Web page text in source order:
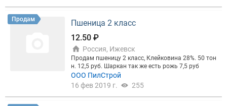
Продам
Пшеница 2 класс
12.50 ₽
Россия, Ижевск
Продам пшеницу 2 класс, Клейковина 28%. 50 тон
н. 12,5 руб. Шаркан так же есть рожь 7,5 руб
ООО ПилСтрой
16 фев 2019 г.
255